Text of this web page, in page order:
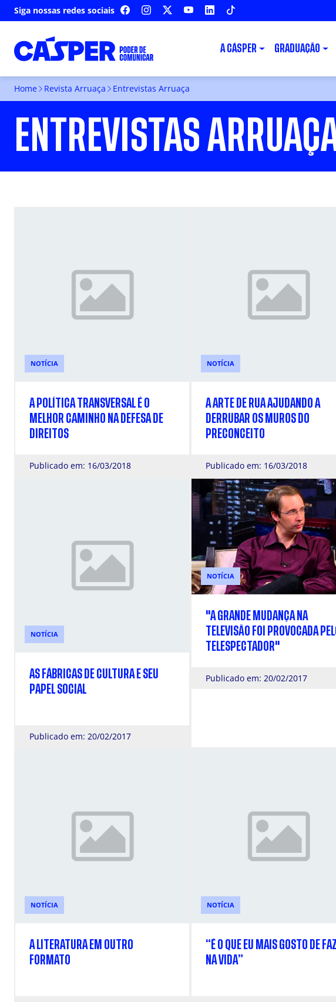
Siga nossas redes sociais FACEBOOKINSTAGRAM YOUTUBELINKEDIN
A CÁSPER GRADUAÇÃO
Home Revista Arruaça Entrevistas Arruaça
ENTREVISTAS
NOTÍCIA
A POLÍTICA TRANSVERSAL É O
MELHOR CAMINHO NA DEFESA DE
DIREITOS
Publicado em: 16/03/2018
NOTÍCIA
A ARTE DE RUA AJUDANDO A
DERRUBAR OS MUROS DO
PRECONCEITO
Publicado em: 16/03/2018
NOTÍCIA
AS FÁBRICAS DE CULTURA E SEU
PAPEL SOCIAL
Publicado em: 20/02/2017
NOTÍCIA
"A GRANDE MUDANÇA NA
TELEVISÃO FOI PROVOCADA
TELESPECTADOR"
Publicado em: 20/02/2017
NOTÍCIA
A LITERATURA EM OUTRO
FORMATO
NOTÍCIA
“É O QUE EU MAIS GOSTO DE
NA VIDA”